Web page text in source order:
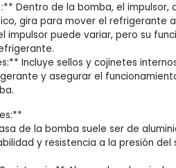
Dentro de la bomba, el impulsor,
gira para mover el refrigerante
impulsor puede variar, pero su
Incluye sellos y cojinetes
y asegurar el
de la bomba suele ser de
y resistencia a la presión del